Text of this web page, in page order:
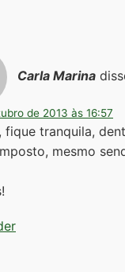
Carla Marina
de 2013 às 16:57
fique tranquila,
mesmo